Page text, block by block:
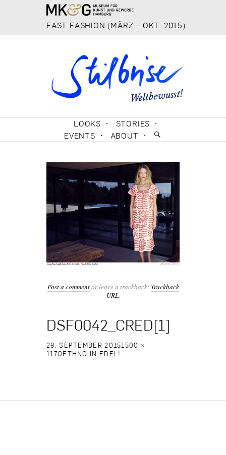
FAST FASHION (MÄRZ – OKT. 2015)
SKIP TO CONTENTLOOKS
STORIES
EVENTS
ABOUT
Post a commentor leave a trackback: Trackback
URL.
DSF0042_CRED[1]
29. SEPTEMBER 20151500 ×
1170ETHNO IN EDEL!